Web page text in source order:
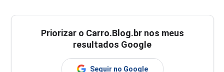
Priorizar o Carro.Blog.br nos meus
resultados Google
Seguir no Google